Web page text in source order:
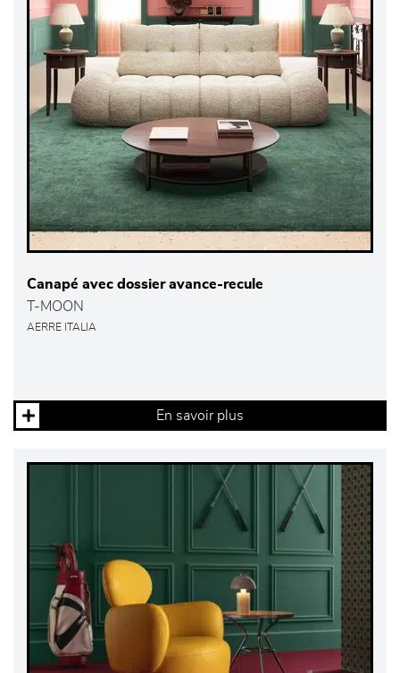
Canapé avec dossier avance-recule
T-MOON
AERRE ITALIA
En savoir plus